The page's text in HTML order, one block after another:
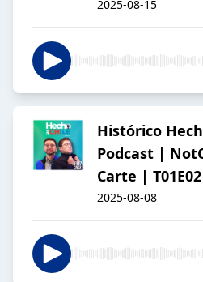
2025-08-15
Histórico
Podcast |
Carte | T01E02
2025-08-08